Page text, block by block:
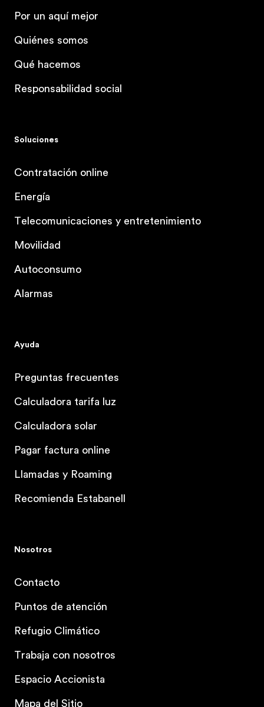
Por un aquí mejor
Quiénes somos
Qué hacemos
Responsabilidad social
Soluciones
Contratación online
Energía
Telecomunicaciones y entretenimiento
Movilidad
Autoconsumo
Alarmas
Ayuda
Preguntas frecuentes
Calculadora tarifa luz
Calculadora solar
Pagar factura online
Llamadas y Roaming
Recomienda Estabanell
Nosotros
Contacto
Puntos de atención
Refugio Climático
Trabaja con nosotros
Espacio Accionista
Mapa del Sitio